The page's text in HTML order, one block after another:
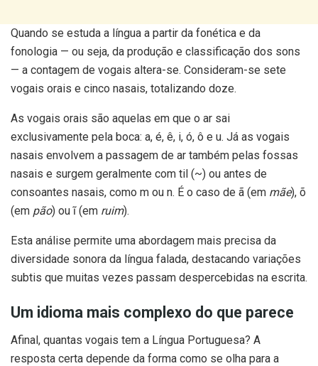
Quando se estuda a língua a partir da fonética e da
fonologia — ou seja, da produção e classificação dos sons
— a contagem de vogais altera-se. Consideram-se sete
vogais orais e cinco nasais, totalizando doze.
As vogais orais são aquelas em que o ar sai
exclusivamente pela boca: a, é, ê, i, ó, ô e u. Já as vogais
nasais envolvem a passagem de ar também pelas fossas
nasais e surgem geralmente com til (~) ou antes de
consoantes nasais, como m ou n. É o caso de ã (em mãe), õ
(em pão) ou ĩ (em ruim).
Esta análise permite uma abordagem mais precisa da
diversidade sonora da língua falada, destacando variações
subtis que muitas vezes passam despercebidas na escrita.
Um idioma mais complexo do que parece
Afinal, quantas vogais tem a Língua Portuguesa? A
resposta certa depende da forma como se olha para a